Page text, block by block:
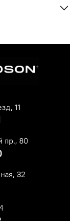
11
пр., 80
32